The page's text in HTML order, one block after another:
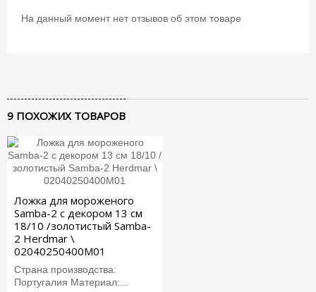
На данный момент нет отзывов об этом товаре
9 ПОХОЖИХ ТОВАРОВ
Ложка для мороженого
Samba-2 с декором 13 см
18/10 /золотистый Samba-
2 Herdmar \
02040250400M01
Страна производства:
Португалия Материал:...